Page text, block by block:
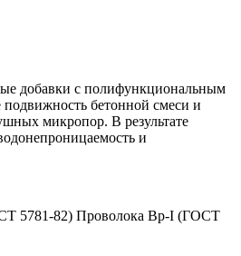
добавки с полифункциональным
бетонной смеси и
микропор. В результате
и
5781-82) Проволока Вр-I (ГОСТ